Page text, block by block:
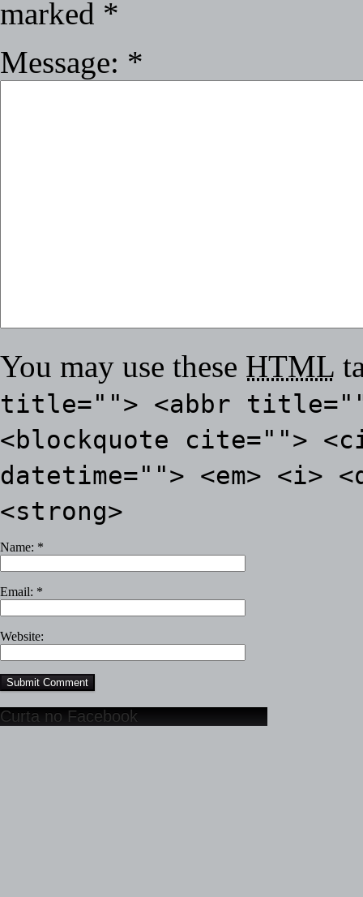
marked *
Message: *
You may use these HTML
title=""> <abbr
<blockquote cite="">
datetime=""> <em> <i>
<strong>
Name: *
Email: *
Website:
Curta no Facebook